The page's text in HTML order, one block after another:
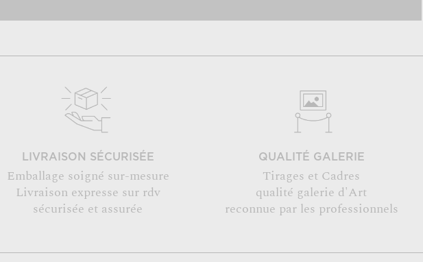
LIVRAISON SÉCURISÉE
Emballage soigné sur-mesure
Livraison expresse sur rdv
sécurisée et assurée
QUALITÉ GALERIE
Tirages et Cadres
qualité galerie d'Art
reconnue par les professionnels